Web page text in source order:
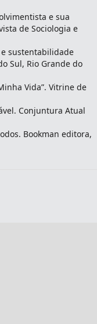
e sua
de Sociologia e
sustentabilidade
Sul, Rio Grande do
Vida”. Vitrine de
Conjuntura Atual
Bookman editora,